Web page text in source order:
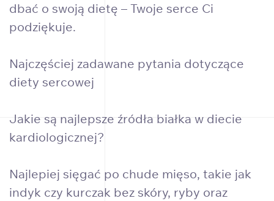
dbać o swoją dietę – Twoje serce Ci
podziękuje.
Najczęściej zadawane pytania dotyczące
diety sercowej
Jakie są najlepsze źródła białka w diecie
kardiologicznej?
Najlepiej sięgać po chude mięso, takie jak
indyk czy kurczak bez skóry, ryby oraz